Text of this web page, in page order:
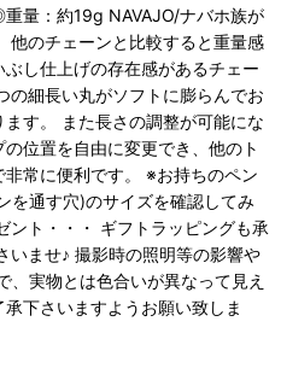
量：約19g NAVAJO/ナバホ族が
他のチェーンと比較すると重量感
し仕上げの存在感があるチェー
の細長い丸がソフトに膨らんでお
す。 また長さの調整が可能にな
位置を自由に変更でき、他のト
常に便利です。 ※お持ちのペン
を通す穴)のサイズを確認してみ
ント・・・ ギフトラッピングも承
いませ♪ 撮影時の照明等の影響や
、実物とは色合いが異なって見え
下さいますようお願い致しま